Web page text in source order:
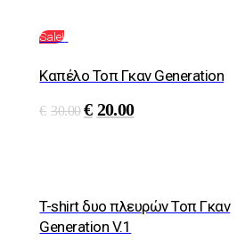
Sale!
Καπέλο Τοπ Γκαν Generation
€ 30.00 € 20.00
T-shirt δυο πλευρών Τοπ Γκαν
Generation V.1